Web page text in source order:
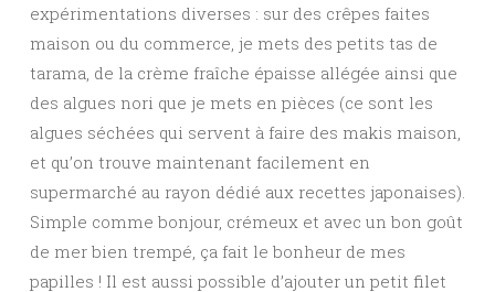
expérimentations diverses : sur des crêpes faites
maison ou du commerce, je mets des petits tas de
tarama, de la crème fraîche épaisse allégée ainsi que
des algues nori que je mets en pièces (ce sont les
algues séchées qui servent à faire des makis maison,
et qu’on trouve maintenant facilement en
supermarché au rayon dédié aux recettes japonaises).
Simple comme bonjour, crémeux et avec un bon goût
de mer bien trempé, ça fait le bonheur de mes
papilles ! Il est aussi possible d’ajouter un petit filet